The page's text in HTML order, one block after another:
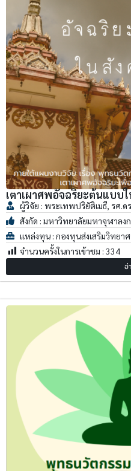
เตาเผาศพอัจฉริยะต้นแบบ
ผู้วิจัย : พระเทพปริยัติเมธี, รศ.ด
สังกัด : มหาวิทยาลัยมหาจุฬาลง
แหล่งทุน : กองทุนส่งเสริมวิทยา
จำนวนครั้งในการเข้าชม : 334
อ่